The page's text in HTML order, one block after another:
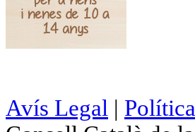
Avís Legal |